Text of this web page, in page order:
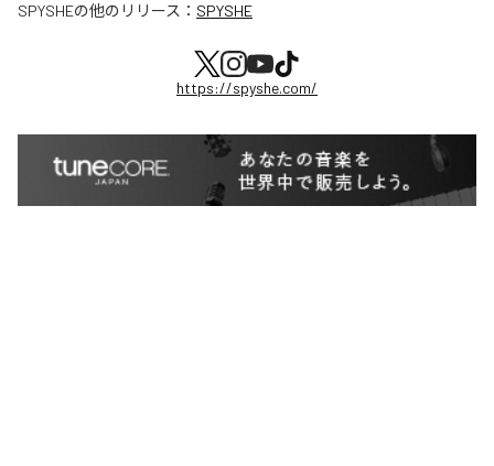
SPYSHEの他のリリース： SPYSHE
https://spyshe.com/